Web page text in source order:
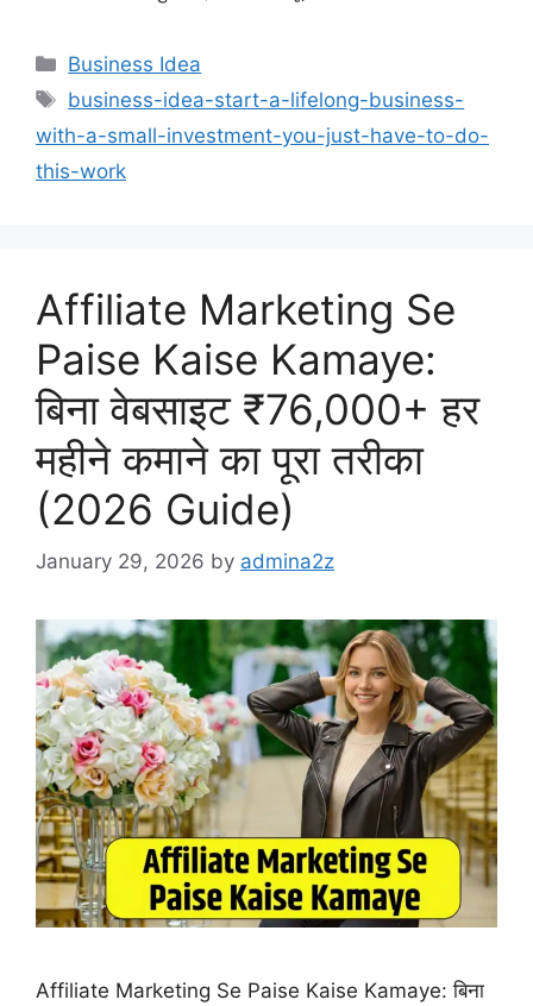
Categories
Business Idea
Tags
business-idea-start-a-lifelong-business-
with-a-small-investment-you-just-have-to-do-
this-work
Affiliate Marketing Se
Paise Kaise Kamaye:
बिना वेबसाइट ₹76,000+ हर
महीने कमाने का पूरा तरीका
(2026 Guide)
January 29, 2026 by admina2z
Affiliate Marketing Se Paise Kaise Kamaye: बिना